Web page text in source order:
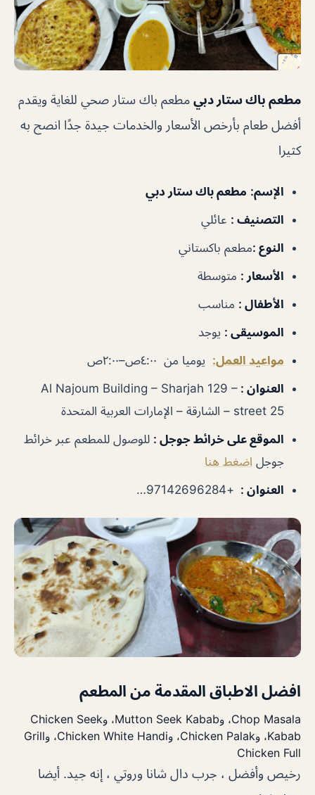
مطعم باك ستار دبي مطعم باك ستار صحي للغاية ويقدم
أفضل طعام بأرخص الأسعار والخدمات جيدة جدًا انصح به
كثيرا
الإسم: مطعم باك ستار دبي
التصنيف : عائلي
النوع :مطعم باكستاني
الأسعار : متوسطة
الأطفال : مناسب
الموسيقى : يوجد
مواعيد العمل: يوميا من ٤:٠٠ص–٢:٠٠ص
العنوان : Al Najoum Building – Sharjah 129 –
street 25 – الشارقة – الإمارات العربية المتحدة
الموقع على خرائط جوجل : للوصول للمطعم عبر خرائط
جوجل اضغط هنا
العنوان : +97142696284…
افضل الاطباق المقدمة من المطعم
Chop Masala، وMutton Seek Kabab، وChicken Seek
Kabab، وChicken Palak، وChicken White Handi، وGrill
Chicken Full
رخيص وأفضل ، جرب دال شانا وروتي ، إنه جيد. أيضا